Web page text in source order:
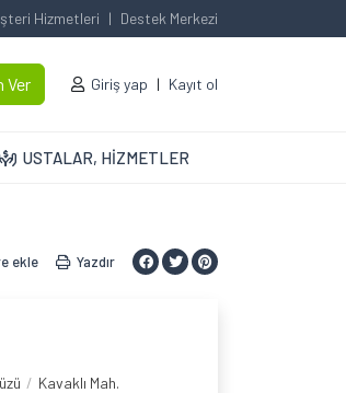
Hizmetleri Destek Merkezi
Ver Giriş yap Kayıt ol
USTALAR, HİZMETLER
ekle Yazdır
Kavaklı Mah.